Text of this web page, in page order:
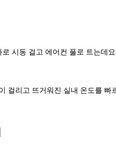
시동 걸고 에어컨 풀로 트는데요
걸리고 뜨거워진 실내 온도를 빠